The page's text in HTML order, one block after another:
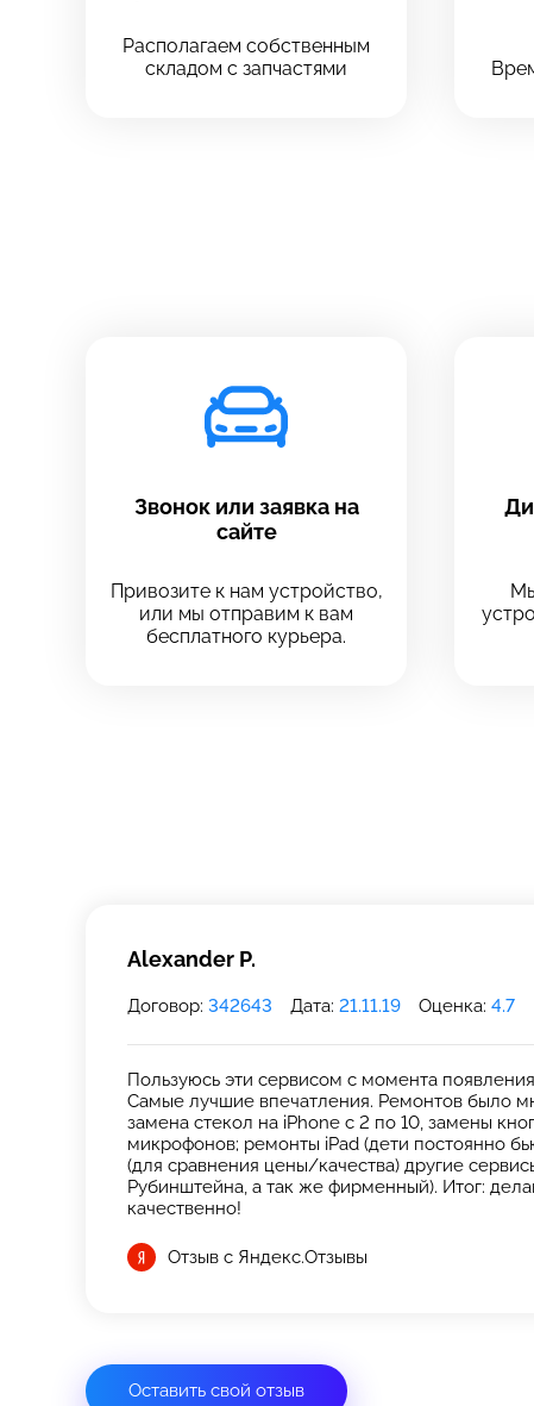
Располагаем собственным
складом с запчастями
Звонок или заявка на
сайте
Привозите к нам устройство,
или мы отправим к вам
бесплатного курьера.
Alexander P.
Договор: 342643 Дата: 21.11.19 Оценка: 4.7
Пользуюсь эти сервисом с момента
Самые лучшие впечатления. Ремонтов было
замена стекол на iPhone с 2 по 10, замены
микрофонов; ремонты iPad (дети постоянно
(для сравнения цены/качества) другие
Рубинштейна, а так же фирменный). Итог:
качественно!
Отзыв с Яндекс.Отзывы
Оставить свой отзыв